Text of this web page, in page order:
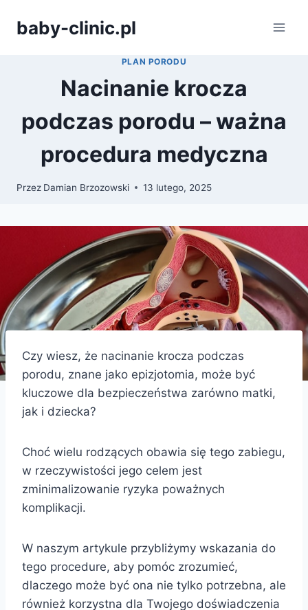
baby-clinic.pl
PLAN PORODU
Nacinanie krocza
podczas porodu – ważna
procedura medyczna
Przez Damian Brzozowski 13 lutego, 2025
Czy wiesz, że nacinanie krocza podczas
porodu, znane jako epizjotomia, może być
kluczowe dla bezpieczeństwa zarówno matki,
jak i dziecka?
Choć wielu rodzących obawia się tego zabiegu,
w rzeczywistości jego celem jest
zminimalizowanie ryzyka poważnych
komplikacji.
W naszym artykule przybliżymy wskazania do
tego procedure, aby pomóc zrozumieć,
dlaczego może być ona nie tylko potrzebna, ale
również korzystna dla Twojego doświadczenia